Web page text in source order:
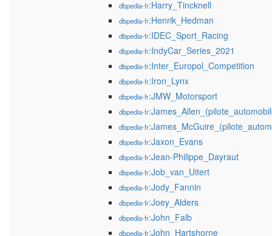
dbpedia-fr:Harry_Tincknell
dbpedia-fr:Henrik_Hedman
dbpedia-fr:IDEC_Sport_Racing
dbpedia-fr:IndyCar_Series_2021
dbpedia-fr:Inter_Europol_Competition
dbpedia-fr:Iron_Lynx
dbpedia-fr:JMW_Motorsport
dbpedia-fr
dbpedia-fr
dbpedia-fr:Jaxon_Evans
dbpedia-fr:Jean-Philippe_Dayraut
dbpedia-fr:Job_van_Uitert
dbpedia-fr:Jody_Fannin
dbpedia-fr:Joey_Alders
dbpedia-fr:John_Falb
dbpedia-fr:John_Hartshorne